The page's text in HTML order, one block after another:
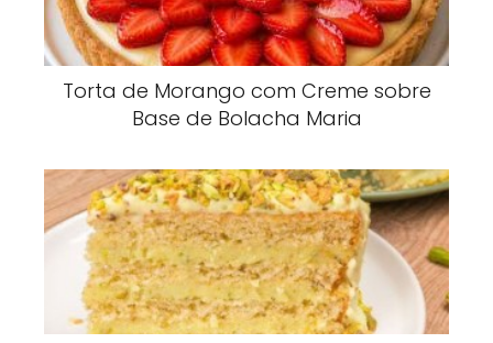
Torta de Morango com Creme sobre
Base de Bolacha Maria